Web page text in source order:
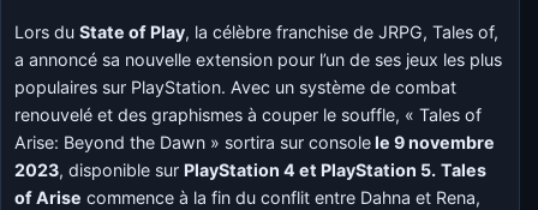
Lors duState of Play, la célèbre franchise de JRPG, Tales of,
a annoncé sa nouvelle extension pour l’un de ses jeux les plus
populaires sur PlayStation. Avec un système de combat
renouvelé et des graphismes à couper le souffle, « Tales of
Arise: Beyond the Dawn » sortira sur consolele 9 novembre
2023, disponible sur PlayStation 4 et PlayStation 5. Tales
of Arise commence à la fin du conflit entre Dahna et Rena,